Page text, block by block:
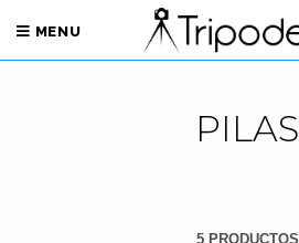
MENU
PILAS
5 PRODUCTOS